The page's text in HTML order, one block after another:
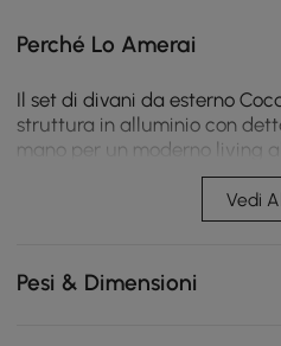
Perché Lo Amerai
Il set di divani da esterno
struttura in alluminio con
mano per un moderno living
divano a 2 posti, due
caffè, ed è resistente ai raggi
ruggine per il comfort
Il telaio in lega di alluminio
prestazioni resistenti alle
Vedi
Pesi & Dimensioni